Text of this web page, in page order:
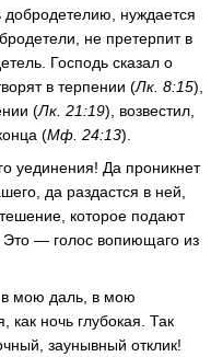
добродетелию, нуждается
не претерпит в
Господь сказал о
в терпении (Лк. 8:15),
(Лк. 21:19), возвестил,
(Мф. 24:13).
уединения! Да проникнет
да раздастся в ней,
которое подают
— голос вопиющаго из
в мою даль, в мою
как ночь глубокая. Так
заунывный отклик!